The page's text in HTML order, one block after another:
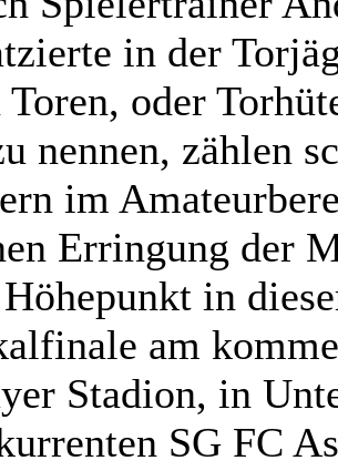
in der
oder
nennen, zählen
im
Erringung der
in
am
Stadion, in
SG FC